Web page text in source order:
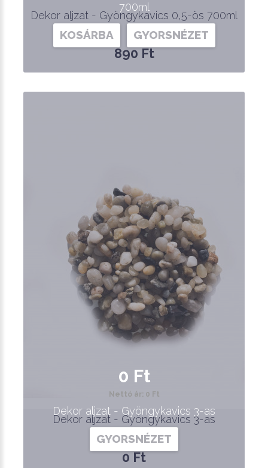
Dekor aljzat - Gyöngykavics 0,5-ös 700ml
890 Ft
700ml
KOSÁRBA GYORSNÉZET
Dekor aljzat - Gyöngykavics 3-as
0 Ft
0 Ft
Nettó ár: 0 Ft
Dekor aljzat - Gyöngykavics 3-as
GYORSNÉZET